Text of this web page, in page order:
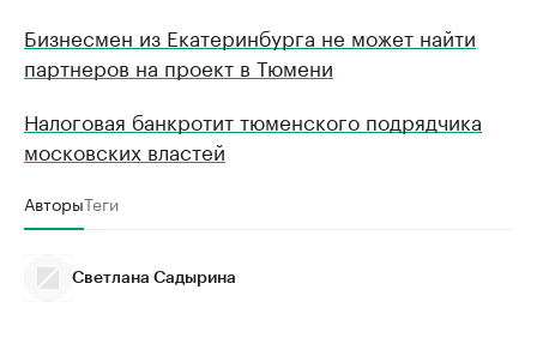
Бизнесмен из Екатеринбурга не может найти
партнеров на проект в Тюмени
Налоговая банкротит тюменского подрядчика
московских властей
АвторыТеги
Светлана Садырина